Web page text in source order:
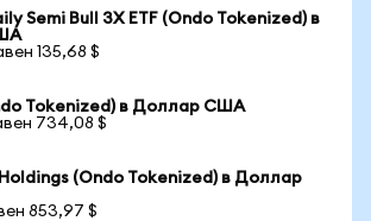
Semi Bull 3X ETF (Ondo Tokenized) в
135,68 $
Tokenized) в Доллар США
734,08 $
(Ondo Tokenized) в Доллар
853,97 $